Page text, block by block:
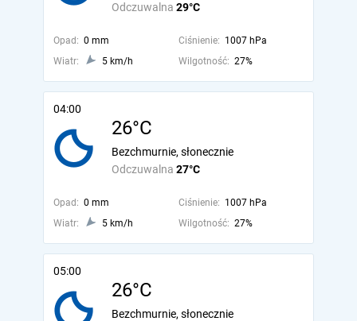
Odczuwalna 29°C
Opad: 0 mm Ciśnienie: 1007 hPa
Wiatr:
5 km/h Wilgotność: 27%
04:00
26°C
Odczuwalna 27°C
Bezchmurnie, słonecznie
Opad: 0 mm Ciśnienie: 1007 hPa
Wiatr:
5 km/h Wilgotność: 27%
05:00
26°C
Bezchmurnie, słonecznie